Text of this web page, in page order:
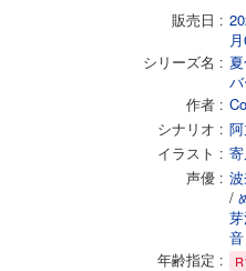
販売日
シリーズ名
作者
シナリオ
イラスト
声優
/
音
年齢指定